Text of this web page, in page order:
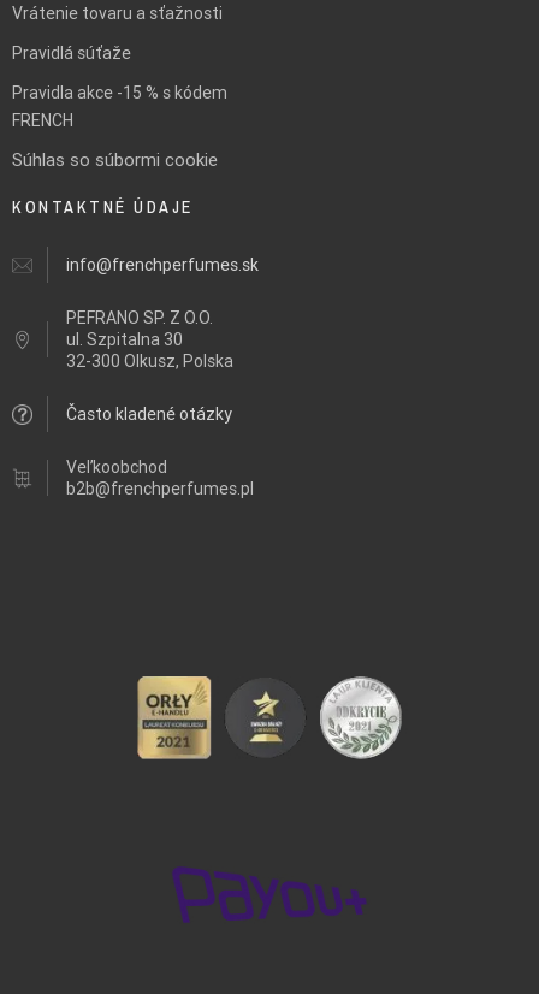
Vrátenie tovaru a sťažnosti
Pravidlá súťaže
Pravidla akce -15 % s kódem
FRENCH
Súhlas so súbormi cookie
KONTAKTNÉ ÚDAJE
info@frenchperfumes.sk
PEFRANO SP. Z O.O.
ul. Szpitalna 30
32-300 Olkusz, Polska
Často kladené otázky
Veľkoobchod
b2b@frenchperfumes.pl